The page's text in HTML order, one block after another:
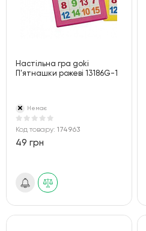
Настільна гра goki
П'ятнашки рожеві 13186G-1
Немає
Код товару: 174963
49 грн